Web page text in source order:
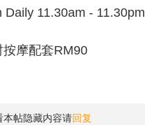
Daily 11.30am - 11.30pm
摩配套RM90
本帖隐藏内容请回复